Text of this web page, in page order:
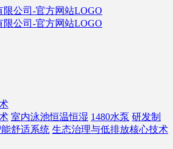
室内泳池恒温恒湿 1480水泵 研发制
舒适系统 生态治理与低排放核心技术